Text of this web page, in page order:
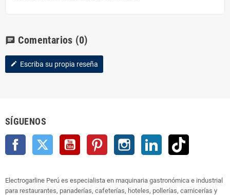
chat Comentarios (0)
edit Escriba su propia reseña
SÍGUENOS
Facebook Twitter YouTube Pinterest Instagram LinkedIn
Electrogarline Perú es especialista en maquinaria gastronómica e industrial
para restaurantes, panaderías, cafeterías, hoteles, pollerías, carnicerías y